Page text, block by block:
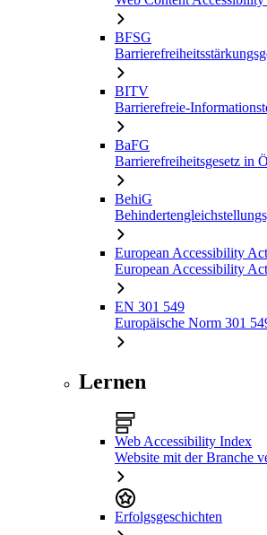
BFSG
BITV
Barrierefreie-
BaFG
Barrierefreiheitsgesetz in
BehiG
European Accessibility Act
European Accessibility
EN 301 549
Europäische Norm 301
Lernen
Web Accessibility Index
Website mit der Branche
Erfolgsgeschichten